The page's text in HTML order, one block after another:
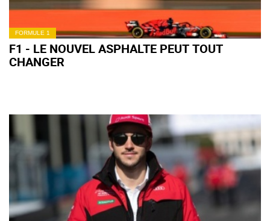
FORMULE 1
F1 - LE NOUVEL ASPHALTE PEUT TOUT
CHANGER